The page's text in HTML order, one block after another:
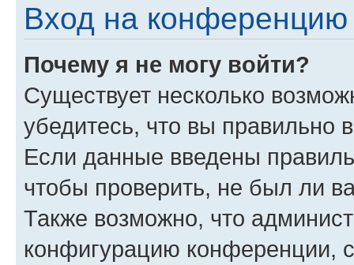
Вход на конференцию
Почему я не могу войти?
Существует несколько
убедитесь, что вы правильно
Если данные введены
чтобы проверить, не был ли
Также возможно, что
конфигурацию конференции,